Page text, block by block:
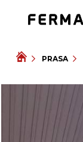
PRASA